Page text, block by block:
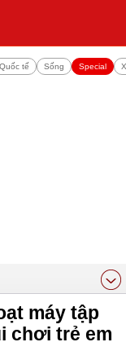
Quốc tế Sống Special
máy tập
chơi trẻ em